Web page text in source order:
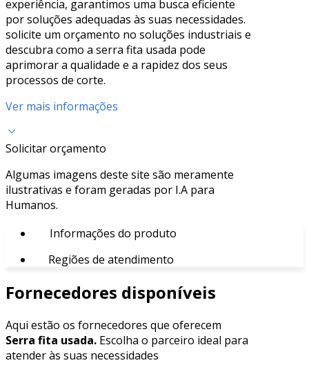
experiência, garantimos uma busca eficiente
por soluções adequadas às suas necessidades.
solicite um orçamento no soluções industriais e
descubra como a serra fita usada pode
aprimorar a qualidade e a rapidez dos seus
processos de corte.
Ver mais informações
Solicitar orçamento
Algumas imagens deste site são meramente
ilustrativas e foram geradas por I.A para
Humanos.
Informações do produto
Regiões de atendimento
Fornecedores disponíveis
Aqui estão os fornecedores que oferecem
Serra fita usada. Escolha o parceiro ideal para
atender às suas necessidades